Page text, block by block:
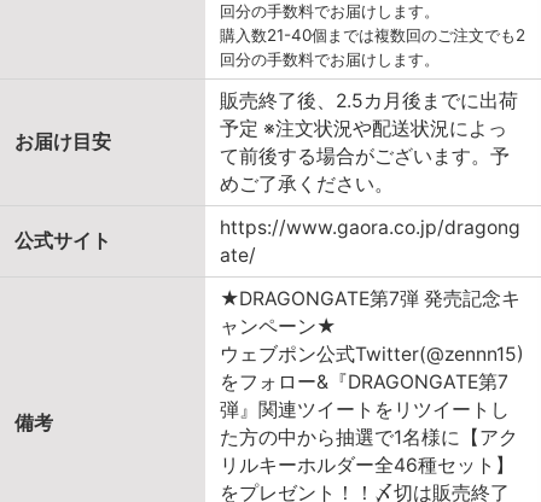
回分の手数料でお届けします。
購入数21-40個までは複数回のご注文でも2
回分の手数料でお届けします。
お届け目安
販売終了後、2.5カ月後までに出荷
予定 ※注文状況や配送状況によっ
て前後する場合がございます。予
めご了承ください。
公式サイト
https://www.gaora.co.jp/dragong
ate/
備考
★DRAGONGATE第7弾 発売記念キ
ャンペーン★
ウェブポン公式Twitter(@zennn15)
をフォロー&『DRAGONGATE第7
弾』関連ツイートをリツイートし
た方の中から抽選で1名様に【アク
リルキーホルダー全46種セット】
をプレゼント！！〆切は販売終了